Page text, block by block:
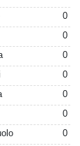
0
0
0
0
0
0
0